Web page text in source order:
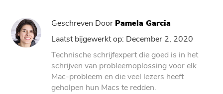
Video Converter
Screen Recorder
PDF-compressor
Geschreven Door Pamela Garcia
Laatst bijgewerkt op: December 2, 2020
Technische schrijfexpert die goed is in het
schrijven van probleemoplossing voor elk
Mac-probleem en die veel lezers heeft
geholpen hun Macs te redden.